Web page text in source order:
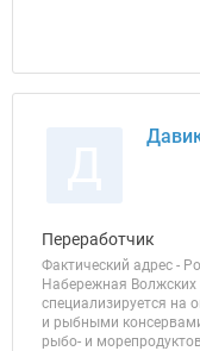
Переработчик
Фактический адрес -
Набережная
специализируется на
и рыбными
рыбо- и